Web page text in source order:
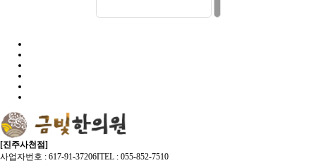
[진주사천점]
사업자번호 : 617-91-37206ITEL : 055-852-7510